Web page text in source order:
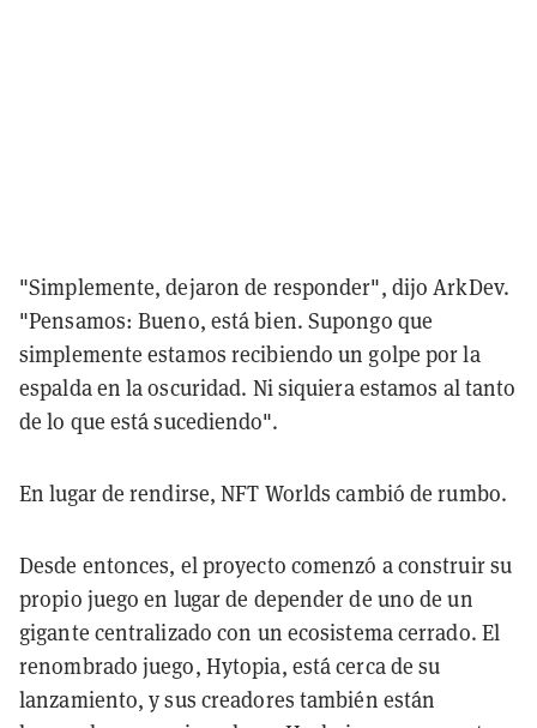
"Simplemente, dejaron de responder", dijo ArkDev.
"Pensamos: Bueno, está bien. Supongo que
simplemente estamos recibiendo un golpe por la
espalda en la oscuridad. Ni siquiera estamos al tanto
de lo que está sucediendo".
En lugar de rendirse, NFT Worlds cambió de rumbo.
Desde entonces, el proyecto comenzó a construir su
propio juego en lugar de depender de uno de un
gigante centralizado con un ecosistema cerrado. El
renombrado juego, Hytopia, está cerca de su
lanzamiento, y sus creadores también están